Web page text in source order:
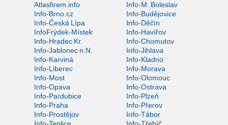
Atlasfirem.info
Info-M. Boleslav
Info-Brno.cz
Info-Budějovice
Info-Česká Lípa
Info-Děčín
InfoFrýdek-Místek
Info-Havířov
Info-Hradec Kr.
Info-Chomutov
Info-Jablonec n.N.
Info-Jihlava
Info-Karviná
Info-Kladno
Info-Liberec
Info-Morava
Info-Most
Info-Olomouc
Info-Opava
Info-Ostrava
Info-Pardubice
Info-Plzeň
Info-Praha
Info-Přerov
Info-Prostějov
Info-Tábor